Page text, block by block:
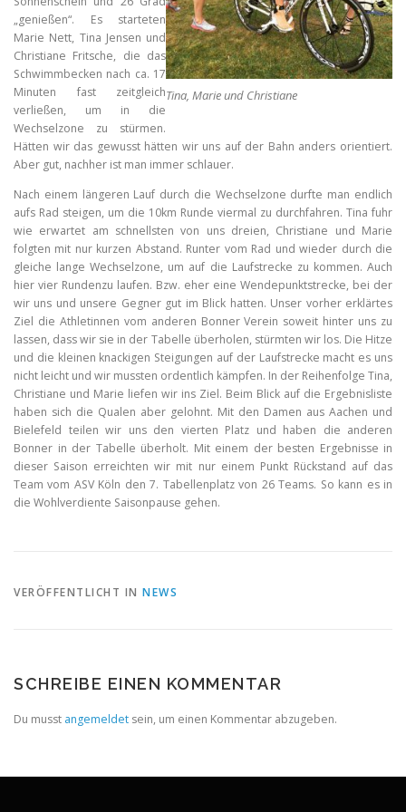
Tina, Marie und Christiane
„genießen“. Es starteten
Marie Nett, Tina Jensen und
Christiane Fritsche, die das
Schwimmbecken nach ca. 17
Minuten fast zeitgleich
verließen, um in die
Wechselzone zu stürmen.
Hätten wir das gewusst hätten wir uns auf der Bahn anders orientiert.
Aber gut, nachher ist man immer schlauer.
Nach einem längeren Lauf durch die Wechselzone durfte man endlich
aufs Rad steigen, um die 10km Runde viermal zu durchfahren. Tina fuhr
wie erwartet am schnellsten von uns dreien, Christiane und Marie
folgten mit nur kurzen Abstand. Runter vom Rad und wieder durch die
gleiche lange Wechselzone, um auf die Laufstrecke zu kommen. Auch
hier vier Rundenzu laufen. Bzw. eher eine Wendepunktstrecke, bei der
wir uns und unsere Gegner gut im Blick hatten. Unser vorher erklärtes
Ziel die Athletinnen vom anderen Bonner Verein soweit hinter uns zu
lassen, dass wir sie in der Tabelle überholen, stürmten wir los. Die Hitze
und die kleinen knackigen Steigungen auf der Laufstrecke macht es uns
nicht leicht und wir mussten ordentlich kämpfen. In der Reihenfolge Tina,
Christiane und Marie liefen wir ins Ziel. Beim Blick auf die Ergebnisliste
haben sich die Qualen aber gelohnt. Mit den Damen aus Aachen und
Bielefeld teilen wir uns den vierten Platz und haben die anderen
Bonner in der Tabelle überholt. Mit einem der besten Ergebnisse in
dieser Saison erreichten wir mit nur einem Punkt Rückstand auf das
Team vom ASV Köln den 7. Tabellenplatz von 26 Teams. So kann es in
die Wohlverdiente Saisonpause gehen.
VERÖFFENTLICHT IN NEWS
SCHREIBE EINEN KOMMENTAR
Du musst angemeldet sein, um einen Kommentar abzugeben.